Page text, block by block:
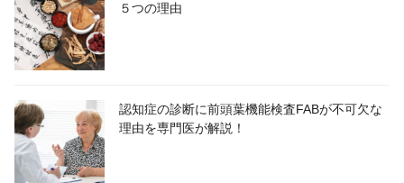
５つの理由
認知症の診断に前頭葉機能検査FABが不可欠な
理由を専門医が解説！